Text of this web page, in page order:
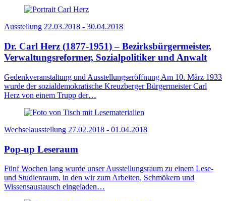
Ausstellung 22.03.2018 - 30.04.2018
Dr. Carl Herz (1877-1951) – Bezirksbürgermeister,
Verwaltungsreformer, Sozialpolitiker und Anwalt
Gedenkveranstaltung und Ausstellungseröffnung Am 10. März 1933
wurde der sozialdemokratische Kreuzberger Bürgermeister Carl
Herz von einem Trupp der…
Wechselausstellung 27.02.2018 - 01.04.2018
Pop-up Leseraum
Fünf Wochen lang wurde unser Ausstellungsraum zu einem Lese-
und Studienraum, in den wir zum Arbeiten, Schmökern und
Wissensaustausch eingeladen…